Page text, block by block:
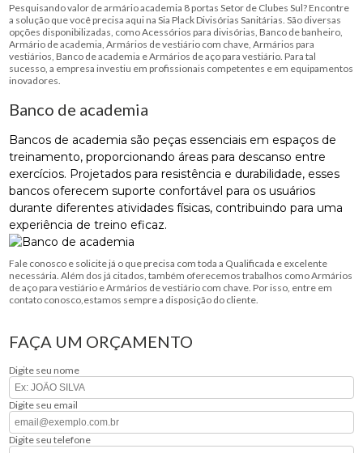
Pesquisando valor de armário academia 8 portas Setor de Clubes Sul? Encontre
a solução que você precisa aqui na Sia Plack Divisórias Sanitárias. São diversas
opções disponibilizadas, como Acessórios para divisórias, Banco de banheiro,
Armário de academia, Armários de vestiário com chave, Armários para
vestiários, Banco de academia e Armários de aço para vestiário. Para tal
sucesso, a empresa investiu em profissionais competentes e em equipamentos
inovadores.
Banco de academia
Bancos de academia são peças essenciais em espaços de
treinamento, proporcionando áreas para descanso entre
exercícios. Projetados para resistência e durabilidade, esses
bancos oferecem suporte confortável para os usuários
durante diferentes atividades físicas, contribuindo para uma
experiência de treino eficaz.
Fale conosco e solicite já o que precisa com toda a Qualificada e excelente
necessária. Além dos já citados, também oferecemos trabalhos como Armários
de aço para vestiário e Armários de vestiário com chave. Por isso, entre em
contato conosco,estamos sempre a disposição do cliente.
FAÇA UM ORÇAMENTO
Digite seu nome
Digite seu email
Digite seu telefone